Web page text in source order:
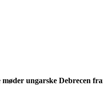
ungarske Debrecen